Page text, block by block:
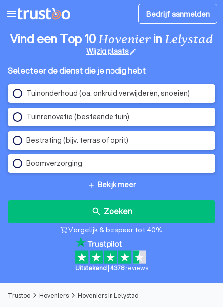
menu Bedrijf aanmelden
Vind een Top 10HovenierinLelystad
Wijzig plaatsedit
Selecteer de dienst die je nodig hebt
Tuinonderhoud (oa. onkruid verwijderen, snoeien)
Tuinrenovatie (bestaande tuin)
Bestrating (bijv. terras of oprit)
Boomverzorging
add Bekijk meer
search Zoeken
shopping_cartVergelijk & bespaar tot 40%
Uitstekend| 4378 reviews
Trustoo arrow_forward_ios Hoveniers arrow_forward_ios Hoveniers in Lelystad